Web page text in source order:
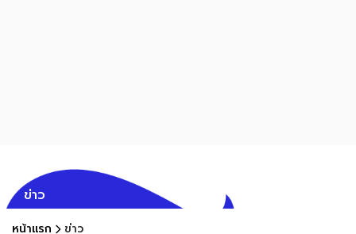
ข่าว
หน้าแรก ข่าว